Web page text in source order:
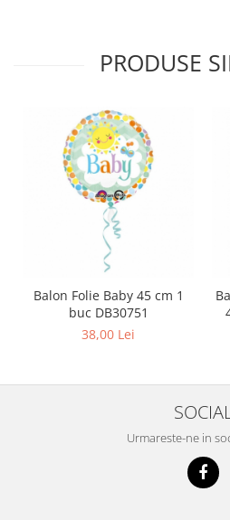
PRODUSE
Balon Folie Baby 45 cm 1
buc DB30751
38,00 Lei
Urmareste-ne in